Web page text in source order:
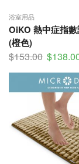
浴室用品
OiKO 熱中症指
(橙色)
$153.00 $